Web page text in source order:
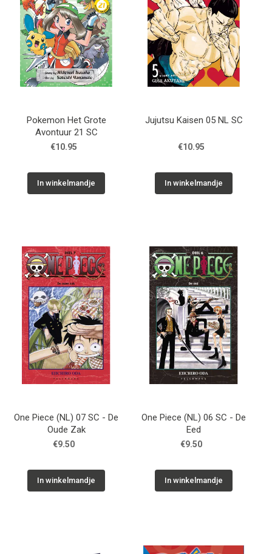
Pokemon Het Grote
Avontuur 21 SC
€10.95
In winkelmandje
Jujutsu Kaisen 05 NL SC
€10.95
In winkelmandje
One Piece (NL) 07 SC - De
Oude Zak
€9.50
In winkelmandje
One Piece (NL) 06 SC - De
Eed
€9.50
In winkelmandje